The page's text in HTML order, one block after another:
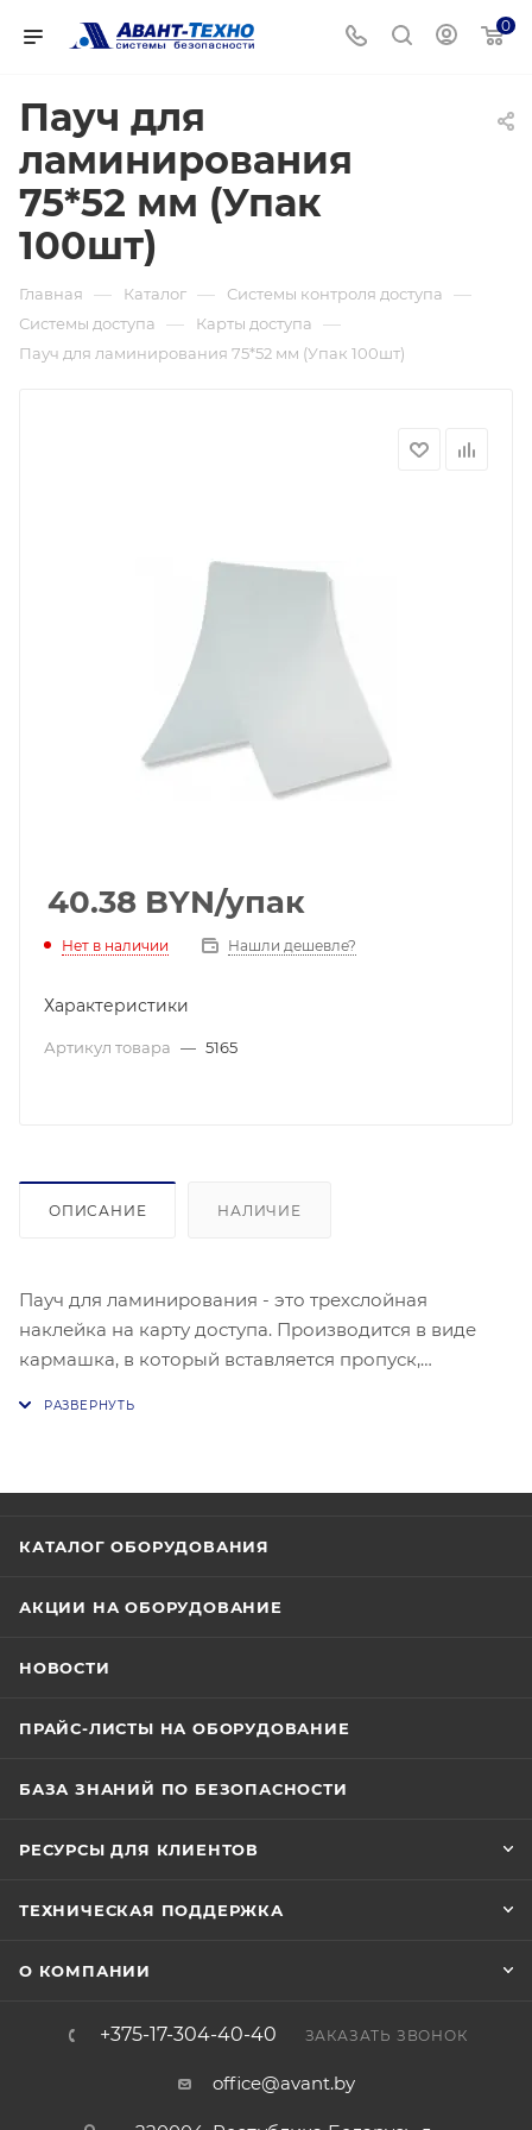
0
Пауч для
ламинирования
75*52 мм (Упак
100шт)
Главная — Каталог — Системы контроля доступа —
Системы доступа — Карты доступа —
Пауч для ламинирования 75*52 мм (Упак 100шт)
40.38 BYN/упак
Нет в наличии Нашли дешевле?
Характеристики
Артикул товара — 5165
ОПИСАНИЕ НАЛИЧИЕ
Пауч для ламинирования - это трехслойная
наклейка на карту доступа. Производится в виде
кармашка, в который вставляется пропуск,
КАТАЛОГ ОБОРУДОВАНИЯ
АКЦИИ НА ОБОРУДОВАНИЕ
НОВОСТИ
ПРАЙС-ЛИСТЫ НА ОБОРУДОВАНИЕ
БАЗА ЗНАНИЙ ПО БЕЗОПАСНОСТИ
РЕСУРСЫ ДЛЯ КЛИЕНТОВ
ТЕХНИЧЕСКАЯ ПОДДЕРЖКА
О КОМПАНИИ
+375-17-304-40-40 ЗАКАЗАТЬ ЗВОНОК
office@avant.by